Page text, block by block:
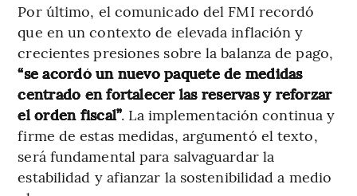
Por último, el comunicado del FMI recordó
que en un contexto de elevada inflación y
crecientes presiones sobre la balanza de pago,
“se acordó un nuevo paquete de medidas
centrado en fortalecer las reservas y reforzar
el orden fiscal”. La implementación continua y
firme de estas medidas, argumentó el texto,
será fundamental para salvaguardar la
estabilidad y afianzar la sostenibilidad a medio